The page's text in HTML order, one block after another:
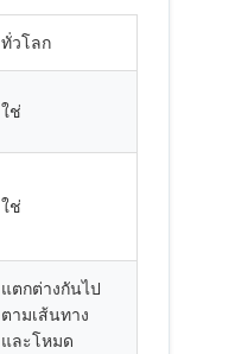
ทั่วโลก
ใช่
ใช่
แตกต่างกันไป
ตามเส้นทาง
และโหมด